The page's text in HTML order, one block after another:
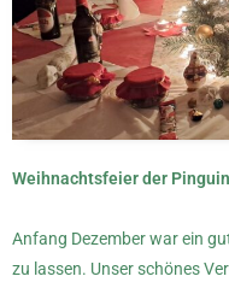
Weihnachtsfeier der
Anfang Dezember war ein
zu lassen. Unser schönes